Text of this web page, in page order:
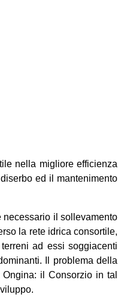
nella migliore efficienza
ed il mantenimento
necessario il sollevamento
la rete idrica consortile,
ad essi soggiacenti
Il problema della
il Consorzio in tal